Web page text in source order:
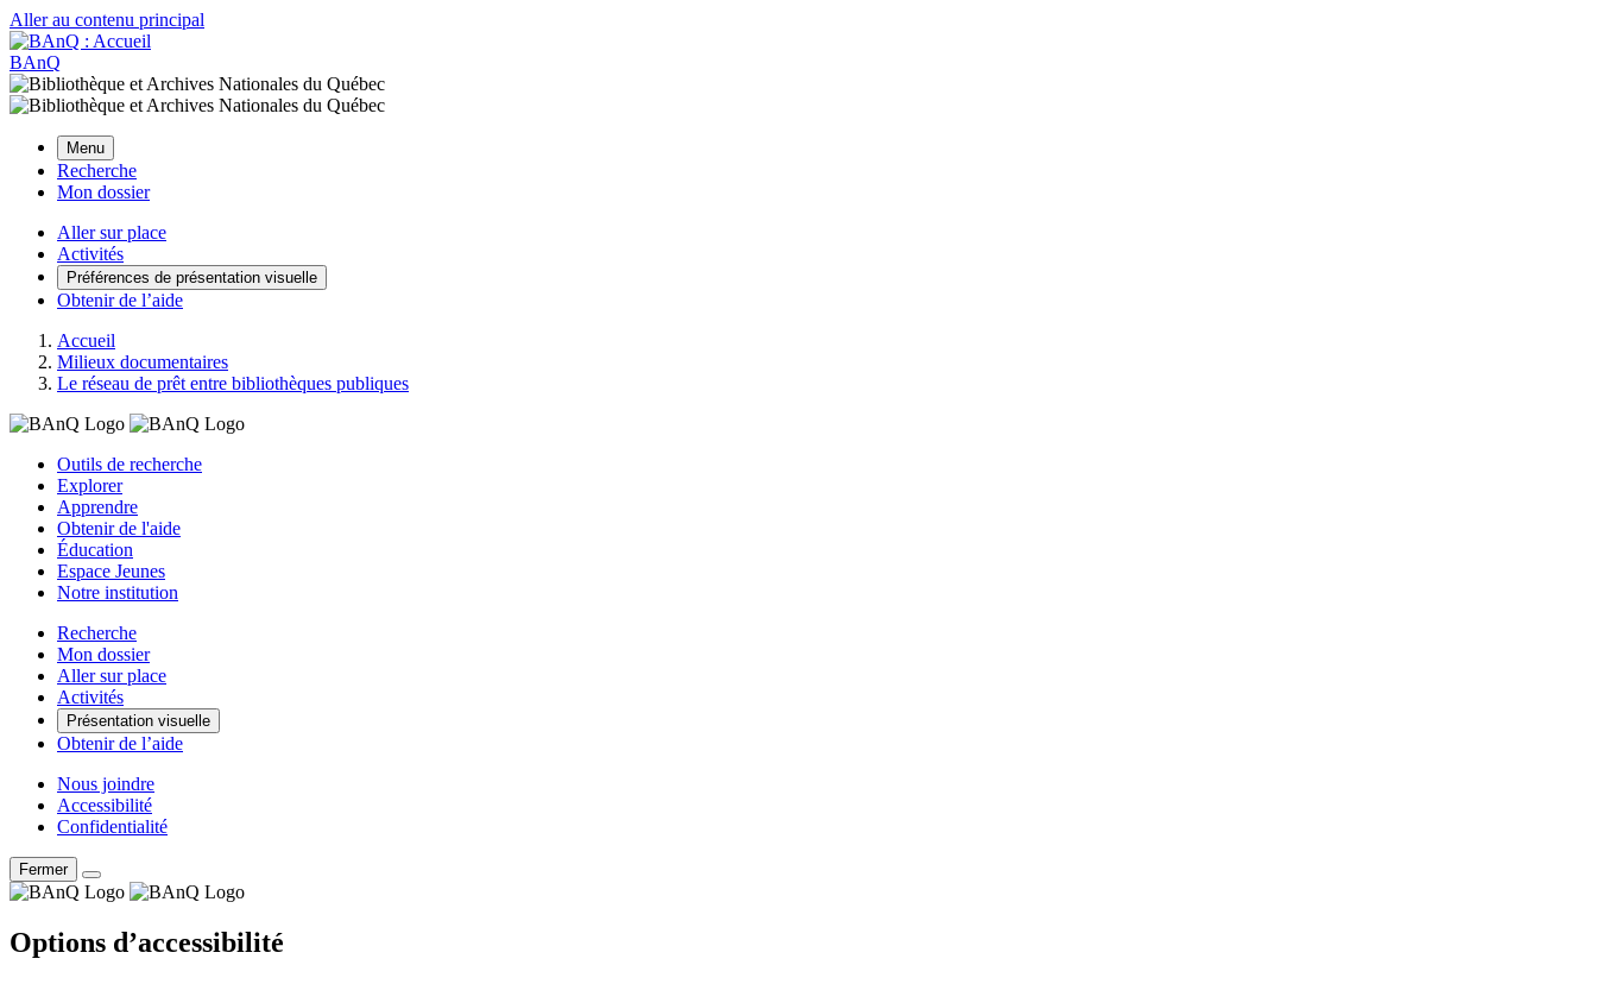
Aller au contenu principal
BAnQ
Menu
Recherche
Mon dossier
Aller sur place
Activités
Préférences de présentation visuelle
Obtenir de l’aide
Accueil
Milieux documentaires
Le réseau de prêt entre bibliothèques publiques
Outils de recherche
Explorer
Apprendre
Obtenir de l'aide
Éducation
Espace Jeunes
Notre institution
Recherche
Mon dossier
Aller sur place
Activités
Présentation visuelle
Obtenir de l’aide
Nous joindre
Accessibilité
Confidentialité
Fermer
Options d’accessibilité